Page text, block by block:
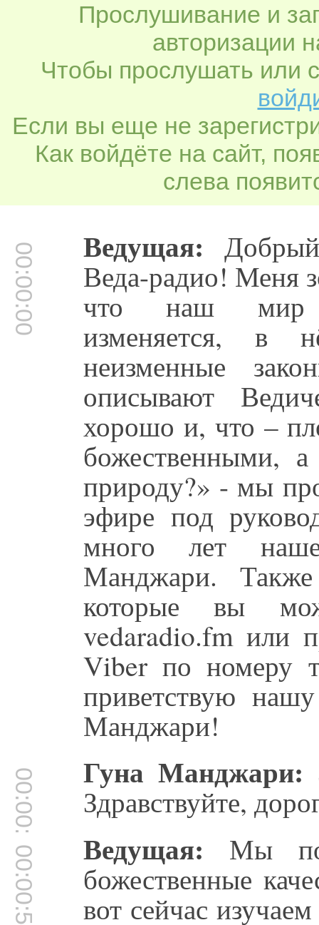
Прослушивание и
авторизации
Чтобы прослушать или
Если вы еще не
Как войдёте на сайт,
слева
00:00:00 Ведущая:
Веда-радио! Меня
что наш мир
изменяется, в
неизменные
описывают
хорошо и, что –
божественными,
природу?» - мы
эфире под
много лет
Манджари.
которые вы
vedaradio.fm или
Viber по номеру
приветствую
Манджари!
00:00:50 Гуна Манджари:
Здравствуйте,
00:00:54 Ведущая: Мы
божественные
вот сейчас